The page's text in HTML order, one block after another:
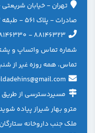
تهران - خيابان شريعتی
صادرات - پلاک 561 - طبقه 2 - واحد7
88146323 - 88146330
شماره تماس واتساپ و
تماس، همه روزه غیر از شنبه ها ،
مسیردسترسی از طریق
ملک جنب داروخانه ستارگان پلاک 561 طبقه